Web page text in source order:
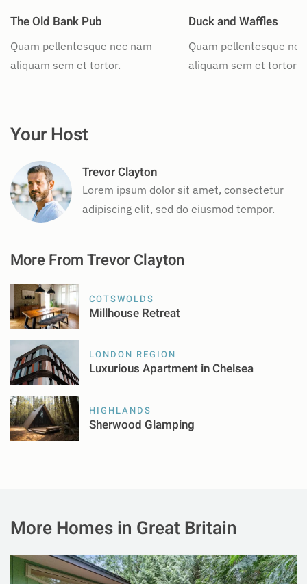
The Old Bank Pub
Quam pellentesque nec nam
aliquam sem et tortor.
Duck and Waffles
Quam pellentesque
aliquam sem et tortor.
Your Host
Trevor Clayton
Lorem ipsum dolor sit amet, consectetur
adipiscing elit, sed do eiusmod tempor.
More From Trevor Clayton
COTSWOLDS
Millhouse Retreat
LONDON REGION
Luxurious Apartment in Chelsea
HIGHLANDS
Sherwood Glamping
More Homes in Great Britain